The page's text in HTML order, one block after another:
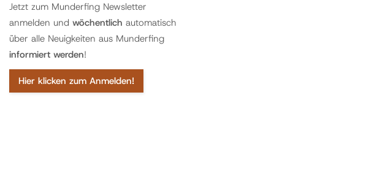
Jetzt zum Munderfing Newsletter
anmelden und wöchentlich automatisch
über alle Neuigkeiten aus Munderfing
informiert werden!
Hier klicken zum Anmelden!